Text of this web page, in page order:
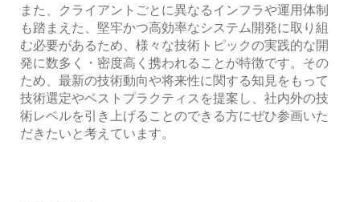
また、クライアントごとに異なるインフラや運用体制
も踏まえた、堅牢かつ高効率なシステム開発に取り組
む必要があるため、​様々な技術トピックの実践的な開
発に数多く・密度高く携われることが特徴です。その
ため、​最新の技術動向や将来性に関する知見をもって
技術選定やベストプラクティスを提案し、社内外の技
術レベルを引き上げることのできる方にぜひ参画いた
だきたいと考えています。